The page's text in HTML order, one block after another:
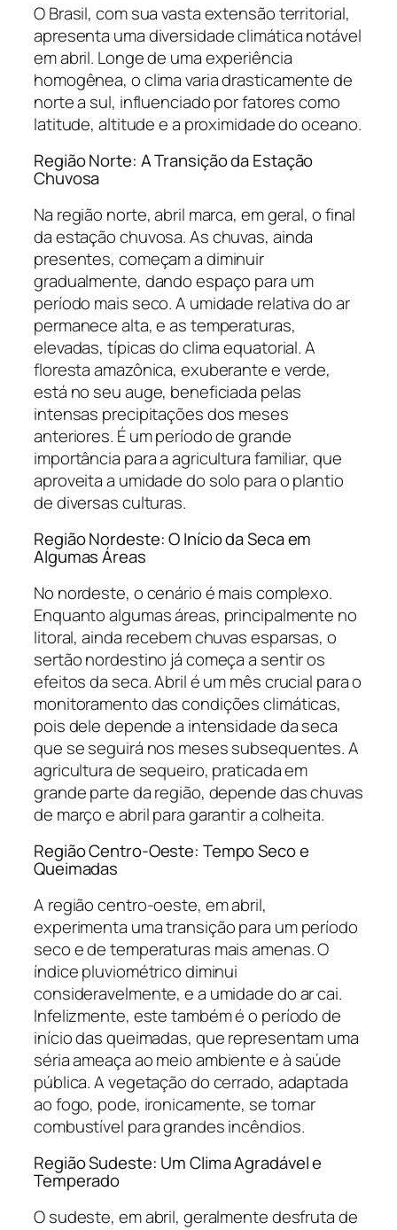
O Brasil, com sua vasta extensão territorial,
apresenta uma diversidade climática notável
em abril. Longe de uma experiência
homogênea, o clima varia drasticamente de
norte a sul, influenciado por fatores como
latitude, altitude e a proximidade do oceano.
Região Norte: A Transição da Estação
Chuvosa
Na região norte, abril marca, em geral, o final
da estação chuvosa. As chuvas, ainda
presentes, começam a diminuir
gradualmente, dando espaço para um
período mais seco. A umidade relativa do ar
permanece alta, e as temperaturas,
elevadas, típicas do clima equatorial. A
floresta amazônica, exuberante e verde,
está no seu auge, beneficiada pelas
intensas precipitações dos meses
anteriores. É um período de grande
importância para a agricultura familiar, que
aproveita a umidade do solo para o plantio
de diversas culturas.
Região Nordeste: O Início da Seca em
Algumas Áreas
No nordeste, o cenário é mais complexo.
Enquanto algumas áreas, principalmente no
litoral, ainda recebem chuvas esparsas, o
sertão nordestino já começa a sentir os
efeitos da seca. Abril é um mês crucial para o
monitoramento das condições climáticas,
pois dele depende a intensidade da seca
que se seguirá nos meses subsequentes. A
agricultura de sequeiro, praticada em
grande parte da região, depende das chuvas
de março e abril para garantir a colheita.
Região Centro-Oeste: Tempo Seco e
Queimadas
A região centro-oeste, em abril,
experimenta uma transição para um período
seco e de temperaturas mais amenas. O
índice pluviométrico diminui
consideravelmente, e a umidade do ar cai.
Infelizmente, este também é o período de
início das queimadas, que representam uma
séria ameaça ao meio ambiente e à saúde
pública. A vegetação do cerrado, adaptada
ao fogo, pode, ironicamente, se tornar
combustível para grandes incêndios.
Região Sudeste: Um Clima Agradável e
Temperado
O sudeste, em abril, geralmente desfruta de